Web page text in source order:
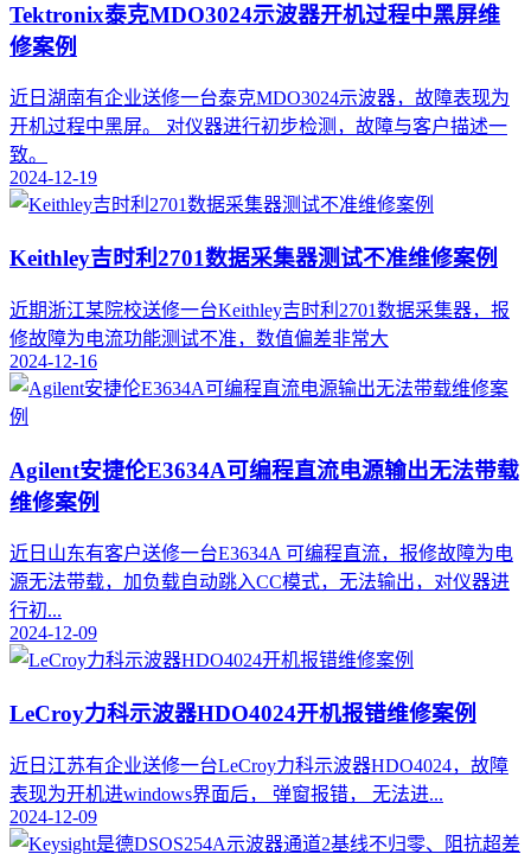
Tektronix泰克MDO3024示波器开机过程中黑屏维
修案例
近日湖南有企业送修一台泰克MDO3024示波器，故障表现为
开机过程中黑屏。 对仪器进行初步检测，故障与客户描述一
致。
2024-12-19
Keithley吉时利2701数据采集器测试不准维修案例
近期浙江某院校送修一台Keithley吉时利2701数据采集器，报
修故障为电流功能测试不准，数值偏差非常大
2024-12-16
Agilent安捷伦E3634A可编程直流电源输出无法带载
维修案例
​近日山东有客户送修一台E3634A 可编程直流，报修故障为电
源无法带载，加负载自动跳入CC模式，无法输出，对仪器进
行初...
2024-12-09
LeCroy力科示波器HDO4024开机报错维修案例
​近日江苏有企业送修一台LeCroy力科示波器HDO4024，故障
表现为开机进windows界面后， 弹窗报错， 无法进...
2024-12-09